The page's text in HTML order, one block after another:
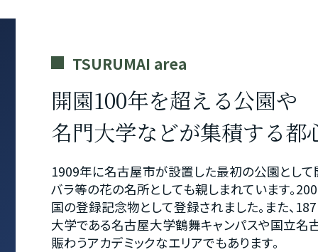
TSURUMAI area
開園100年を超える公園や
名門大学などが集積する都
1909年に名古屋市が設置した最初の公園として
バラ等の花の名所としても親しまれています。
国の登録記念物として登録されました。また、
大学である名古屋大学鶴舞キャンパスや国立名
賑わうアカデミックなエリアでもあります。